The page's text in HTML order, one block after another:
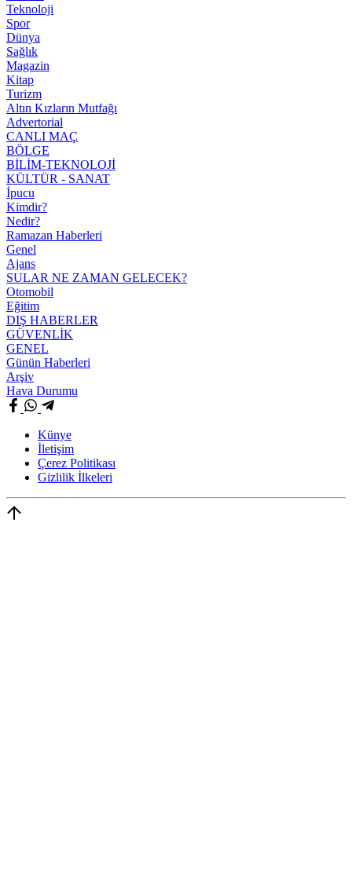
Teknoloji
Spor
Dünya
Sağlık
Magazin
Kitap
Turizm
Altın Kızların Mutfağı
Advertorial
CANLI MAÇ
BÖLGE
BİLİM-TEKNOLOJİ
KÜLTÜR - SANAT
İpucu
Kimdir?
Nedir?
Ramazan Haberleri
Genel
Ajans
SULAR NE ZAMAN GELECEK?
Otomobil
Eğitim
DIŞ HABERLER
GÜVENLİK
GENEL
Günün Haberleri
Arşiv
Hava Durumu
Künye
İletişim
Çerez Politikası
Gizlilik İlkeleri